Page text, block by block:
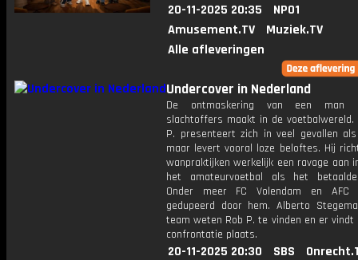
20-11-2025 20:35
NPO1
Amusement.TV
Muziek.TV
Alle afleveringen
Undercover in Nederland
De ontmaskering van een man
slachtoffers maakt in de voetbalwereld.
P. presenteert zich in veel gevallen
maar levert vooral loze beloftes. Hij
wanpraktijken werkelijk een ravage aan
het amateurvoetbal als het
Onder meer FC Volendam en AFC
gedupeerd door hem. Alberto
team weten Rob P. te vinden en er vindt
confrontatie plaats.
20-11-2025 20:30 SBS